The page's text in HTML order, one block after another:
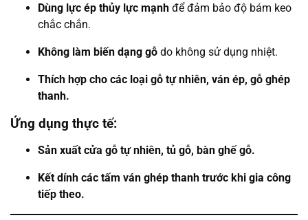
Dùng lực ép thủy lực mạnh để đảm bảo độ bám keo
chắc chắn.
Không làm biến dạng gỗ do không sử dụng nhiệt.
Thích hợp cho các loại gỗ tự nhiên, ván ép, gỗ ghép
thanh.
Ứng dụng thực tế:
Sản xuất cửa gỗ tự nhiên, tủ gỗ, bàn ghế gỗ.
Kết dính các tấm ván ghép thanh trước khi gia công
tiếp theo.